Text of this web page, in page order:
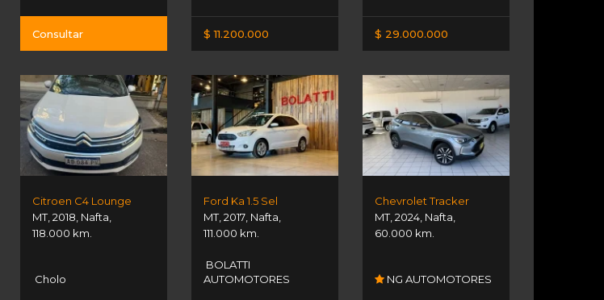
Consultar $ 11.200.000 $ 29.000.000
Citroen C4 Lounge
MT,2018 Nafta
118.000 km.
Cholo
Ford Ka 1.5 Sel
MT,2017 Nafta
111.000 km.
BOLATTI
AUTOMOTORES
Chevrolet Tracker
MT,2024 Nafta
60.000 km.
NG AUTOMOTORES